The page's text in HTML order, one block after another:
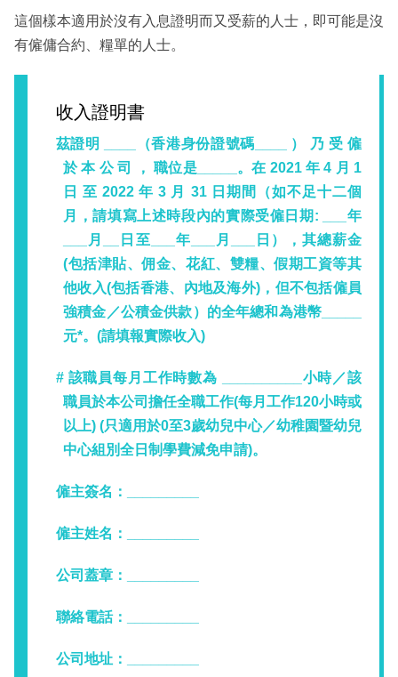
這個樣本適用於沒有入息證明而又受薪的人士，即可能是沒
有僱傭合約、糧單的人士。
收入證明書
茲證明 ____（香港身份證號碼____ ） 乃 受 僱
於 本 公 司 ， 職位是_____。在 2021 年 4 月 1
日 至 2022 年 3 月 31 日期間（如不足十二個
月，請填寫上述時段內的實際受僱日期: ___年
___月__日至___年___月___日），其總薪金
(包括津貼、佣金、花紅、雙糧、假期工資等其
他收入(包括香港、內地及海外)，但不包括僱員
強積金／公積金供款）的全年總和為港幣_____
元*。(請填報實際收入)
# 該職員每月工作時數為 __________小時／該
職員於本公司擔任全職工作(每月工作120小時或
以上) (只適用於0至3歲幼兒中心／幼稚園暨幼兒
中心組別全日制學費減免申請)。
僱主簽名：_________
僱主姓名：_________
公司蓋章：_________
聯絡電話：_________
公司地址：_________